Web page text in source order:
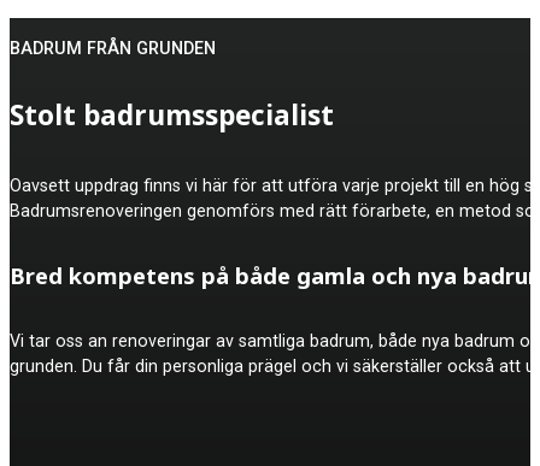
Stolt badrumsspecialist
Oavsett uppdrag finns vi här för att utföra varje projekt till en hög
Badrumsrenoveringen genomförs med rätt förarbete, en metod
BADRUM FRÅN GRUNDEN
Bred kompetens på både gamla och nya
Vi tar oss an renoveringar av samtliga badrum, både nya badrum
grunden. Du får din personliga prägel och vi säkerställer också